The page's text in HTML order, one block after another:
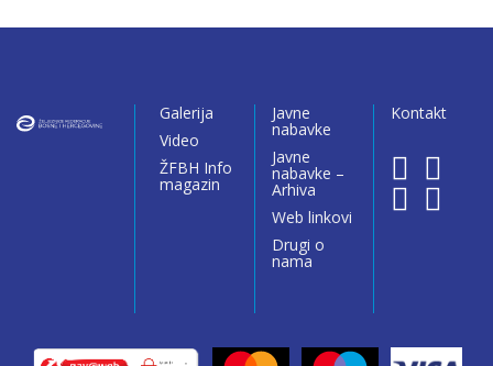
Galerija
Video
ŽFBH Info
magazin
Javne
nabavke
Javne
nabavke –
Arhiva
Web linkovi
Drugi o
nama
Kontakt